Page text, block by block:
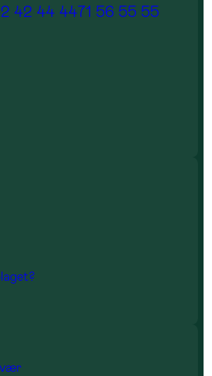
42 44 4471 56 55 55
vær